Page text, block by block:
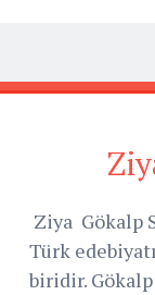
Ziya Gökalp
Türk
biridir.